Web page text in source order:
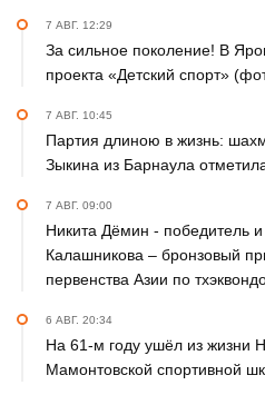
7 АВГ. 12:29
За сильное поколение! В
проекта «Детский спорт»
7 АВГ. 10:45
Партия длиною в жизнь:
Зыкина из Барнаула
7 АВГ. 09:00
Никита Дёмин - победитель
Калашникова – бронзовый
первенства Азии по
6 АВГ. 20:34
На 61-м году ушёл из жизни
Мамонтовской спортивной